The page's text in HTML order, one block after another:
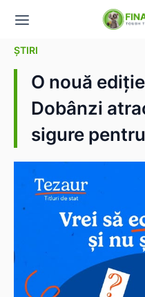
ȘTIRI
O nouă
Dobânzi
sigure